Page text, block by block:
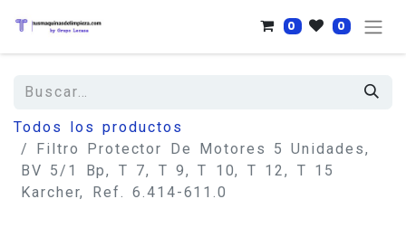
0 0
Todos los productos
Filtro Protector De Motores 5 Unidades,
BV 5/1 Bp, T 7, T 9, T 10, T 12, T 15
Karcher, Ref. 6.414-611.0